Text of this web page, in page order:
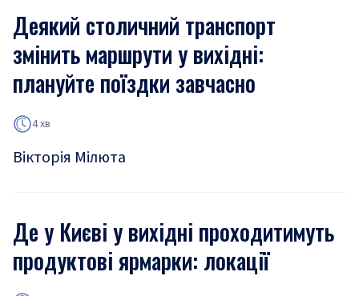
Деякий столичний транспорт
змінить маршрути у вихідні:
плануйте поїздки завчасно
4 хв
Вікторія Мілюта
Де у Києві у вихідні проходитимуть
продуктові ярмарки: локації